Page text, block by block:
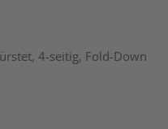
4-seitig, Fold-Down